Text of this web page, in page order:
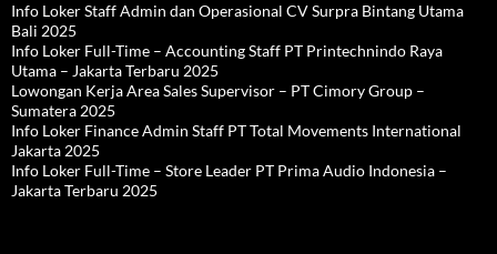
Info Loker Staff Admin dan Operasional CV Surpra Bintang Utama
Bali 2025
Info Loker Full-Time – Accounting Staff PT Printechnindo Raya
Utama – Jakarta Terbaru 2025
Lowongan Kerja Area Sales Supervisor – PT Cimory Group –
Sumatera 2025
Info Loker Finance Admin Staff PT Total Movements International
Jakarta 2025
Info Loker Full-Time – Store Leader PT Prima Audio Indonesia –
Jakarta Terbaru 2025